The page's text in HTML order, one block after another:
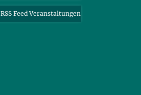
RSS Feed Veranstaltungen